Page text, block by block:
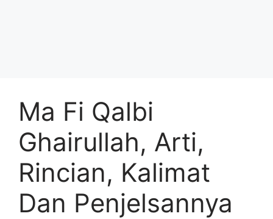
Ma Fi Qalbi
Ghairullah, Arti,
Rincian, Kalimat
Dan Penjelsannya